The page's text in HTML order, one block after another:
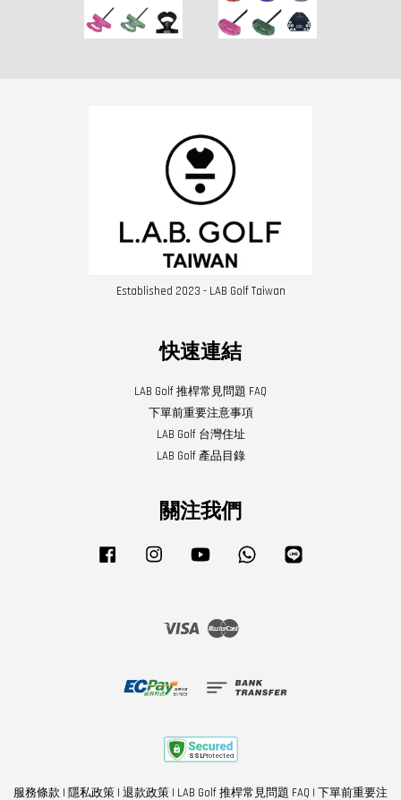
Established 2023 - LAB Golf Taiwan
快速連結
LAB Golf 推桿常見問題 FAQ
下單前重要注意事項
LAB Golf 台灣住址
LAB Golf 產品目錄
關注我們
Facebook Instagram YouTube Whatsapp
Visa Master
服務條款 | 隱私政策 | 退款政策 | LAB Golf 推桿常見問題 FAQ | 下單前重要注